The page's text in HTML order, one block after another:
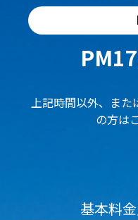
上記時間以外、ま
の方は
基本料